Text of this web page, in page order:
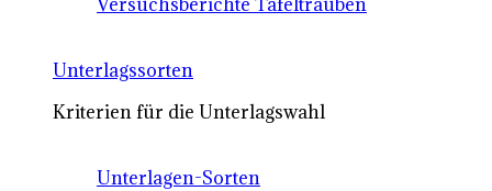
Unterlagssorten
Kriterien für die Unterlagswahl
Unterlagen-Sorten